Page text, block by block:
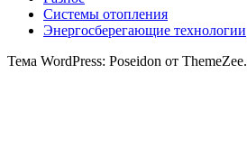
Системы отопления
Энергосберегающие технологии
Тема WordPress: Poseidon от ThemeZee.